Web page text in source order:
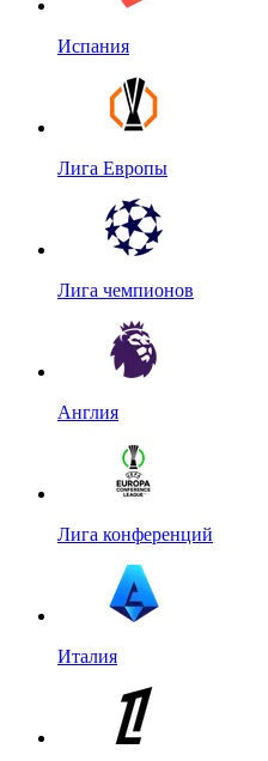
Испания
Лига Европы
Лига чемпионов
Англия
Лига конференций
Италия